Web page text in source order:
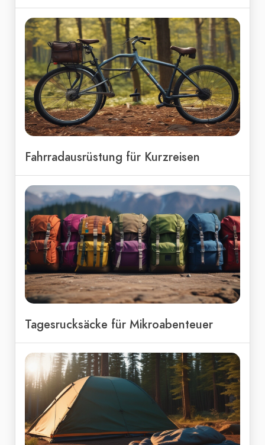
Fahrradausrüstung für Kurzreisen
Tagesrucksäcke für Mikroabenteuer